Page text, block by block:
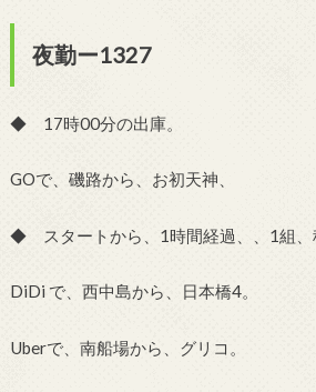
夜勤ー1327
◆ 17時00分の出庫。
GOで、磯路から、お初天神、
◆ スタートから、1時間経過、、1組、
DiDi で、西中島から、日本橋4。
Uberで、南船場から、グリコ。